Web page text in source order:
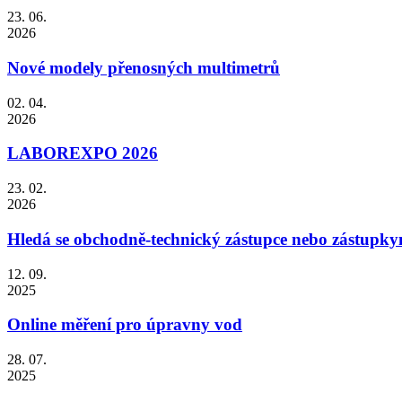
23. 06.
2026
Nové modely přenosných multimetrů
02. 04.
2026
LABOREXPO 2026
23. 02.
2026
Hledá se obchodně-technický zástupce nebo
12. 09.
2025
Online měření pro úpravny vod
28. 07.
2025